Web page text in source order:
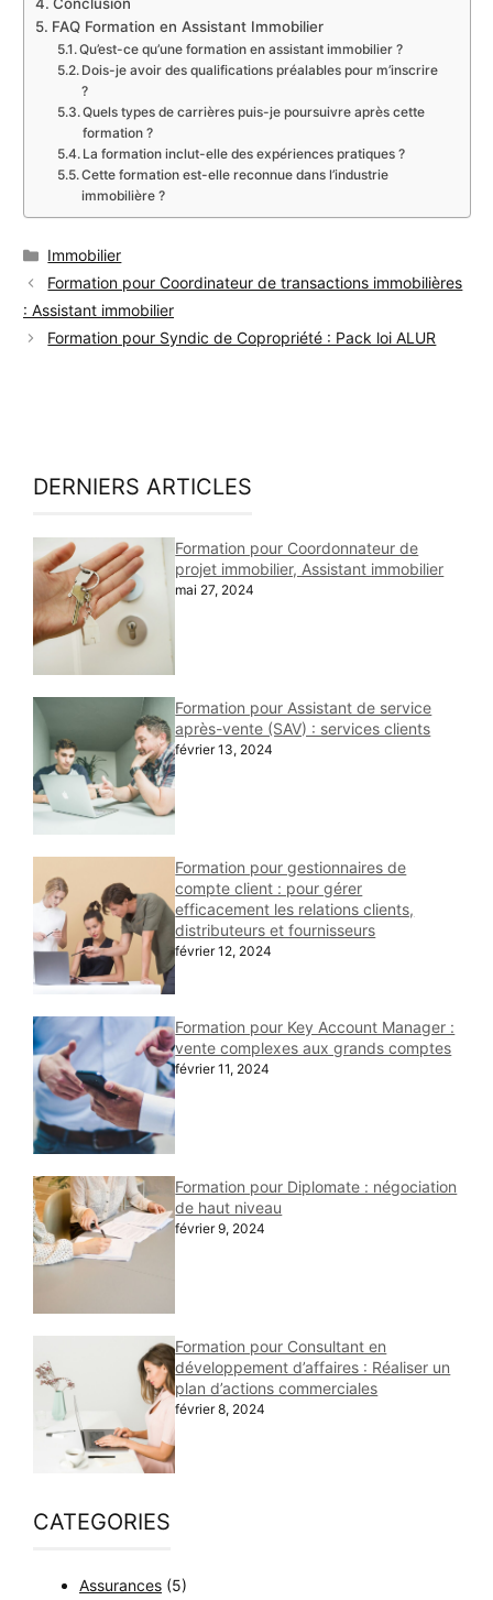
FAQ Formation en Assistant Immobilier
Qu’est-ce qu’une formation en assistant immobilier ?
Dois-je avoir des qualifications préalables pour m’inscrire
?
Quels types de carrières puis-je poursuivre après cette
formation ?
La formation inclut-elle des expériences pratiques ?
Cette formation est-elle reconnue dans l’industrie
immobilière ?
Catégories
Immobilier
Formation pour Coordinateur de transactions immobilières
: Assistant immobilier
Formation pour Syndic de Copropriété : Pack loi ALUR
DERNIERS ARTICLES
Formation pour Coordonnateur de
projet immobilier, Assistant immobilier
mai 27, 2024
Formation pour Assistant de service
après-vente (SAV) : services clients
février 13, 2024
Formation pour gestionnaires de
compte client : pour gérer
efficacement les relations clients,
distributeurs et fournisseurs
février 12, 2024
Formation pour Key Account Manager :
vente complexes aux grands comptes
février 11, 2024
Formation pour Diplomate : négociation
de haut niveau
février 9, 2024
Formation pour Consultant en
développement d’affaires : Réaliser un
plan d’actions commerciales
février 8, 2024
CATEGORIES
Assurances (5)